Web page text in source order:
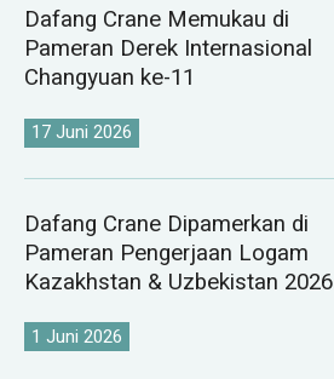
Dafang Crane Memukau di
Pameran Derek Internasional
Changyuan ke-11
17 Juni 2026
Dafang Crane Dipamerkan di
Pameran Pengerjaan Logam
Kazakhstan & Uzbekistan 2026
1 Juni 2026